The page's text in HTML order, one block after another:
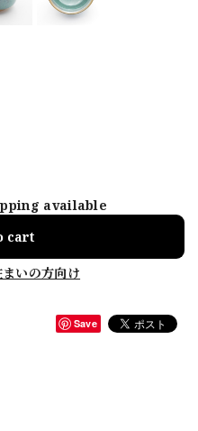
available
cart
いの方向け
Save